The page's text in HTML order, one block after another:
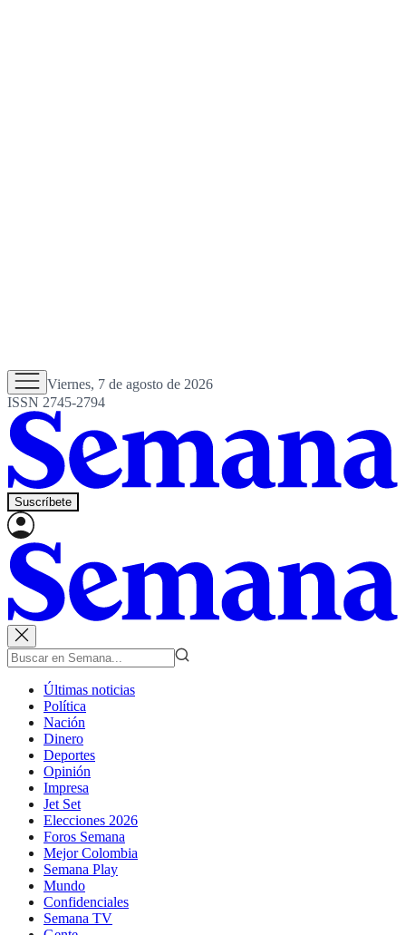
Viernes, 7 de agosto de 2026
ISSN 2745-2794
Suscríbete
Últimas noticias
Política
Nación
Dinero
Deportes
Opinión
Impresa
Jet Set
Elecciones 2026
Foros Semana
Mejor Colombia
Semana Play
Mundo
Confidenciales
Semana TV